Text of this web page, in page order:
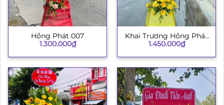
Hồng Phát 007
1.300.000₫
Khai Trương Hồng Phát
003
1.450.000₫